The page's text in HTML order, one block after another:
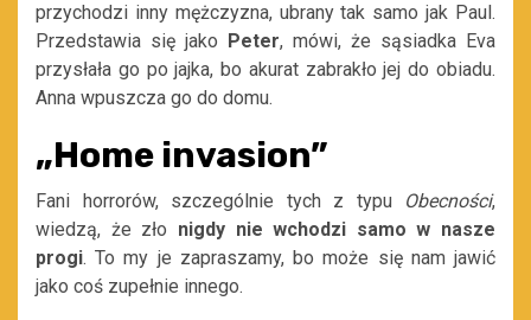
przychodzi inny mężczyzna, ubrany tak samo jak Paul.
Przedstawia się jako
Peter, mówi, że sąsiadka Eva
przysłała go po jajka, bo akurat zabrakło jej do obiadu.
Anna wpuszcza go do domu.
„Home invasion”
Fani horrorów, szczególnie tych z typu Obecności,
wiedzą, że zło nigdy nie wchodzi samo w nasze
progi. To my je zapraszamy, bo może się nam jawić
jako coś zupełnie innego.